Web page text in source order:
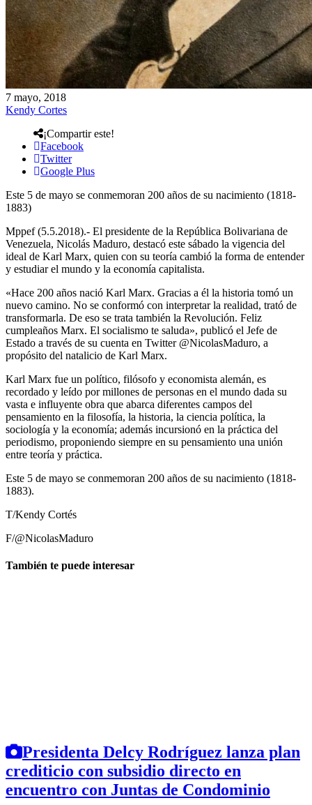
7 mayo, 2018
Kendy Cortes
¡Compartir este!
Facebook
Twitter
Google Plus
Este 5 de mayo se conmemoran 200 años de su nacimiento (1818-
1883)
Mppef (5.5.2018).- El presidente de la República Bolivariana de
Venezuela, Nicolás Maduro, destacó este sábado la vigencia del
ideal de Karl Marx, quien con su teoría cambió la forma de entender
y estudiar el mundo y la economía capitalista.
«Hace 200 años nació Karl Marx. Gracias a él la historia tomó un
nuevo camino. No se conformó con interpretar la realidad, trató de
transformarla. De eso se trata también la Revolución. Feliz
cumpleaños Marx. El socialismo te saluda», publicó el Jefe de
Estado a través de su cuenta en Twitter @NicolasMaduro, a
propósito del natalicio de Karl Marx.
Karl Marx fue un político, filósofo y economista alemán, es
recordado y leído por millones de personas en el mundo dada su
vasta e influyente obra que abarca diferentes campos del
pensamiento en la filosofía, la historia, la ciencia política, la
sociología y la economía; además incursionó en la práctica del
periodismo, proponiendo siempre en su pensamiento una unión
entre teoría y práctica.
Este 5 de mayo se conmemoran 200 años de su nacimiento (1818-
1883).
T/Kendy Cortés
F/@NicolasMaduro
También te puede interesar
Presidenta Delcy Rodríguez lanza plan
crediticio con subsidio directo en
encuentro con Juntas de Condominio